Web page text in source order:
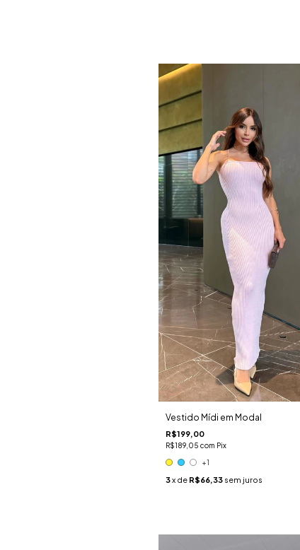
Vestido Mídi em Modal
R$199,00
R$189,05 com Pix
+1
3x de R$66,33 sem juros